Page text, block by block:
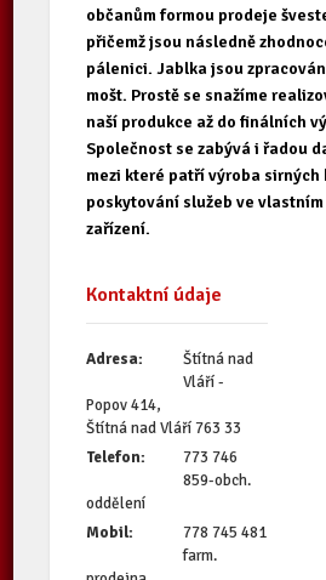
občanům formou prodeje
přičemž jsou následně
pálenici. Jablka jsou
mošt. Prostě se snažíme
naší produkce až do finálních
Společnost se zabývá i řadou
mezi které patří výroba sirných
poskytování služeb ve
zařízení.
Kontaktní údaje
Adresa:
Štítná nad
Vláří -
Popov 414,
Štítná nad Vláří 763 33
Telefon:
773 746
859-obch.
oddělení
Mobil:
778 745 481
farm.